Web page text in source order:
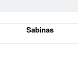
Sabinas